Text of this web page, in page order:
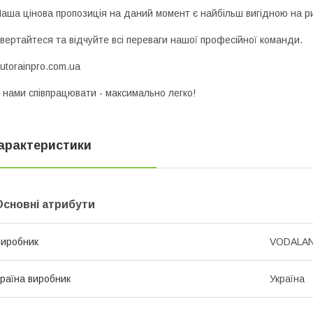
цінова пропозиція на даний момент є найбільш вигідною на
та відчуйте всі переваги нашої професійної команди.
нами співпрацювати - максимально легко!
атрибути
виробник Україна